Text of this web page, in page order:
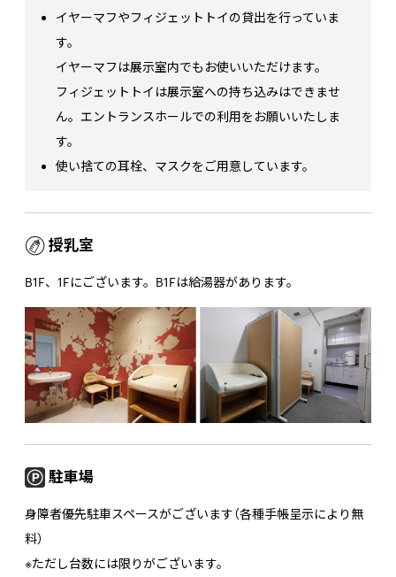
イヤーマフやフィジェットトイの貸出を行っていま
す。
イヤーマフは展示室内でもお使いいただけます。
フィジェットトイは展示室への持ち込みはできませ
ん。エントランスホールでの利用をお願いいたしま
す。
使い捨ての耳栓、マスクをご用意しています。
授乳室
B1F、1Fにございます。B1Fは給湯器があります。
駐車場
身障者優先駐車スペースがございます（各種手帳呈示により無
料）
※ただし台数には限りがございます。